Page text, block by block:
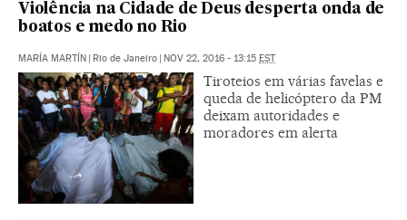
Violência na Cidade de Deus desperta onda de
boatos e medo no Rio
MARÍA MARTÍN | Rio de Janeiro | NOV 22, 2016 - 13:15 EST
Tiroteios em várias favelas e
queda de helicóptero da PM
deixam autoridades e
moradores em alerta